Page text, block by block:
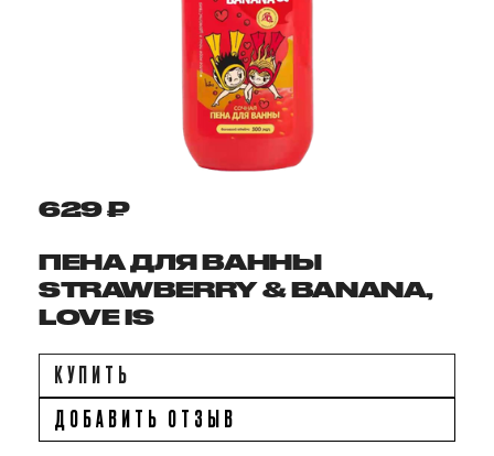
629 ₽
ПЕНА ДЛЯ ВАННЫ
STRAWBERRY & BANANA,
LOVE IS
КУПИТЬ
ДОБАВИТЬ ОТЗЫВ